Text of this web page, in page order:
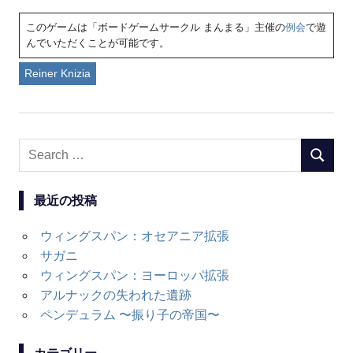
このゲームは「ボードゲームサークル まんまる」主催の例会で遊
んでいただくことが可能です。
Reiner Knizia
Search
最近の投稿
ウィングスパン：オセアニア拡張
サガニ
ウィングスパン：ヨーロッパ拡張
アルナックの失われた遺跡
ペンデュラム 〜振り子の帝国〜